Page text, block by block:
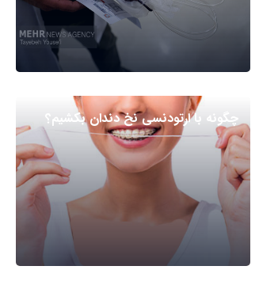
چگونه با ارتودنسی نخ دندان بکشیم؟